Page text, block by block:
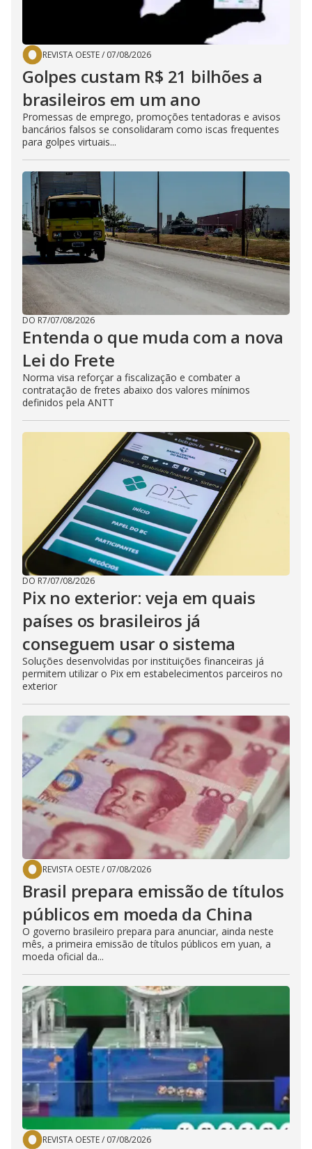
REVISTA OESTE/ 07/08/2026
Golpes custam R$ 21 bilhões a
brasileiros em um ano
Promessas de emprego, promoções tentadoras e avisos
bancários falsos se consolidaram como iscas frequentes
para golpes virtuais...
DO R7/07/08/2026
Entenda o que muda com a nova
Lei do Frete
Norma visa reforçar a fiscalização e combater a
contratação de fretes abaixo dos valores mínimos
definidos pela ANTT
DO R7/07/08/2026
Pix no exterior: veja em quais
países os brasileiros já
conseguem usar o sistema
Soluções desenvolvidas por instituições financeiras já
permitem utilizar o Pix em estabelecimentos parceiros no
exterior
REVISTA OESTE/ 07/08/2026
Brasil prepara emissão de títulos
públicos em moeda da China
O governo brasileiro prepara para anunciar, ainda neste
mês, a primeira emissão de títulos públicos em yuan, a
moeda oficial da...
REVISTA OESTE/ 07/08/2026